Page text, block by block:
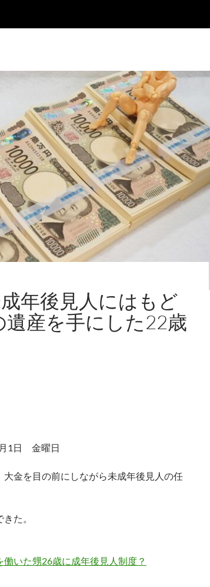
年後見人にはもど
産を手にした22歳
1日 金曜日
金を目の前にしながら未成年後見人の任
た。
いた甥26歳に成年後見人制度？